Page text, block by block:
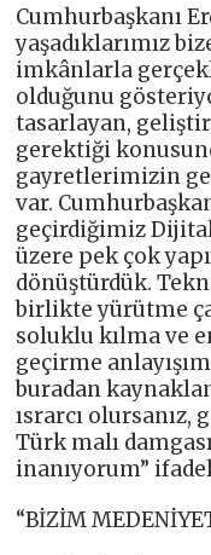
Cumhurbaşkanı
yaşadıklarımız
imkânlarla
olduğunu
tasarlayan,
gerektiği
gayretlerimizin
var.
geçirdiğimiz
üzere pek çok
dönüştürdük.
birlikte yürütme
soluklu kılma ve
geçirme
buradan
ısrarcı
Türk malı
inanıyorum”
“BİZİM